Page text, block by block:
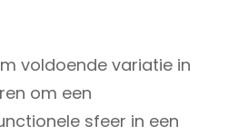
voldoende variatie in
om een
sfeer in een